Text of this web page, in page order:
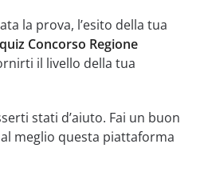
la prova, l’esito della tua
quiz Concorso Regione
il livello della tua
stati d’aiuto. Fai un buon
meglio questa piattaforma